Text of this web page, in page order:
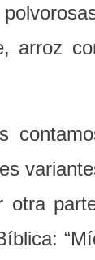
arroz
otra